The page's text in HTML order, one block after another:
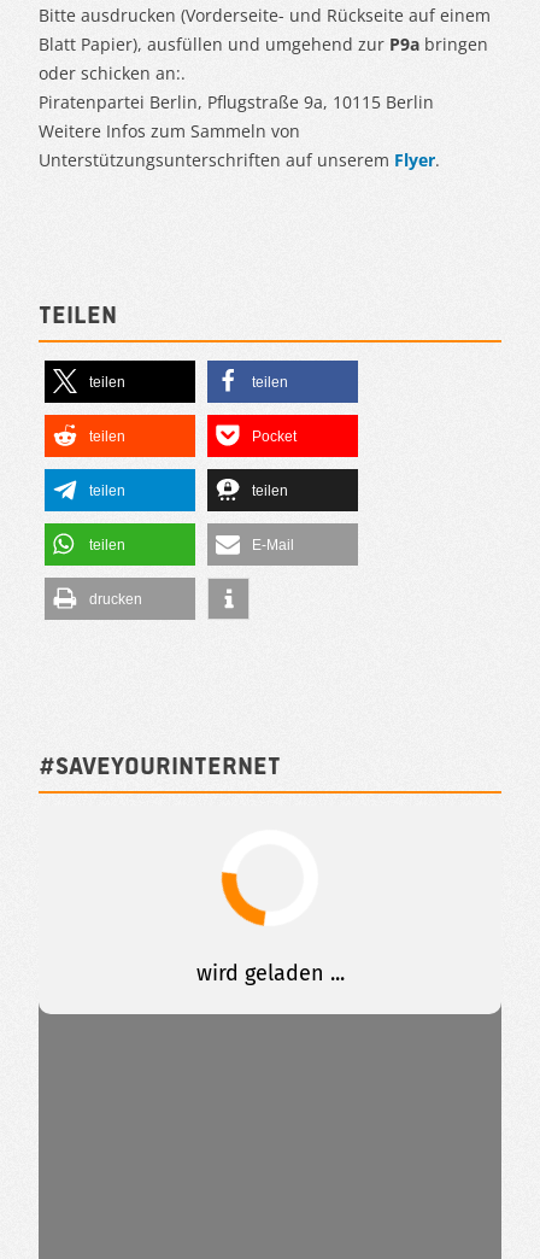
Bitte ausdrucken (Vorderseite- und Rückseite auf einem
Blatt Papier), ausfüllen und umgehend zur P9a bringen
oder schicken an:.
Piratenpartei Berlin, Pflugstraße 9a, 10115 Berlin
Weitere Infos zum Sammeln von
Unterstützungsunterschriften auf unserem Flyer.
Teilen
teilen teilen
teilen Pocket
teilen teilen
teilen E-Mail
drucken
#SAVEYOURINTERNET